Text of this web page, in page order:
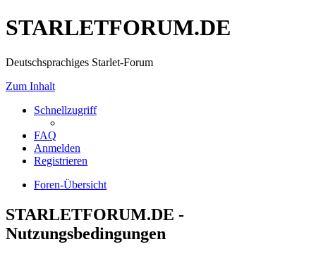
STARLETFORUM.DE
Deutschsprachiges Starlet-Forum
Zum Inhalt
Schnellzugriff
FAQ
Anmelden
Registrieren
Foren-Übersicht
STARLETFORUM.DE -
Nutzungsbedingungen